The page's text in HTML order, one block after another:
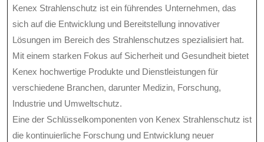
Kenex Strahlenschutz ist ein führendes Unternehmen, das
sich auf die Entwicklung und Bereitstellung innovativer
Lösungen im Bereich des Strahlenschutzes spezialisiert hat.
Mit einem starken Fokus auf Sicherheit und Gesundheit bietet
Kenex hochwertige Produkte und Dienstleistungen für
verschiedene Branchen, darunter Medizin, Forschung,
Industrie und Umweltschutz.
Eine der Schlüsselkomponenten von Kenex Strahlenschutz ist
die kontinuierliche Forschung und Entwicklung neuer